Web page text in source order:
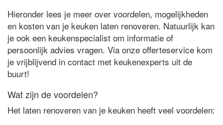
Hieronder lees je meer over voordelen, mogelijkheden
en kosten van je keuken laten renoveren. Natuurlijk kan
je ook een keukenspecialist om informatie of
persoonlijk advies vragen. Via onze offerteservice kom
je vrijblijvend in contact met keukenexperts uit de
buurt!
Wat zijn de voordelen?
Het laten renoveren van je keuken heeft veel voordelen: